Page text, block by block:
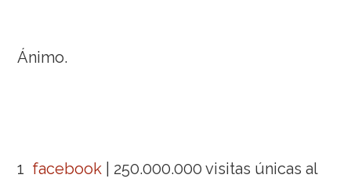
Ánimo.
1 facebook | 250.000.000 visitas únicas al